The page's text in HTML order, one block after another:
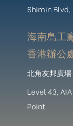
Shimin Blvd,
海南島工
香港辦公
北角友邦廣場
Level 43,
Point